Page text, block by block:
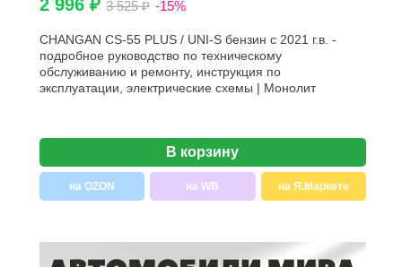
2 996 ₽ 3 525 ₽ -15%
CHANGAN CS-55 PLUS / UNI-S бензин с 2021 г.в. -
подробное руководство по техническому
обслуживанию и ремонту, инструкция по
эксплуатации, электрические схемы | Монолит
В корзину
на OZON на WB на Я.Маркете